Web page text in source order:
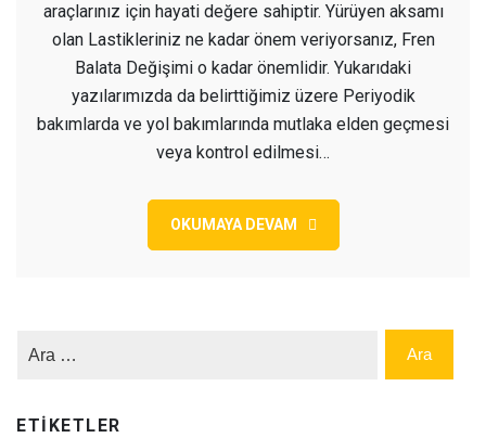
araçlarınız için hayati değere sahiptir. Yürüyen aksamı
olan Lastikleriniz ne kadar önem veriyorsanız, Fren
Balata Değişimi o kadar önemlidir. Yukarıdaki
yazılarımızda da belirttiğimiz üzere Periyodik
bakımlarda ve yol bakımlarında mutlaka elden geçmesi
veya kontrol edilmesi…
OKUMAYA DEVAM
ETIKETLER